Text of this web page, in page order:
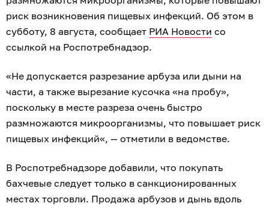
риск возникновения пищевых инфекций. Об этом в
субботу, 8 августа, сообщает РИА Новости со
ссылкой на Роспотребнадзор.
«Не допускается разрезание арбуза или дыни на
части, а также вырезание кусочка «на пробу»,
поскольку в месте разреза очень быстро
размножаются микроорганизмы, что повышает риск
пищевых инфекций«, — отметили в ведомстве.
В Роспотребнадзоре добавили, что покупать
бахчевые следует только в санкционированных
местах торговли. Продажа арбузов и дынь вдоль